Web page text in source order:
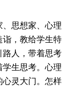
思想家、心理
诣，教给学生特
路人，带着思考
生思考。心理
心灵大门。怎样